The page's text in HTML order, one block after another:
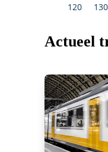
120
130
Actueel